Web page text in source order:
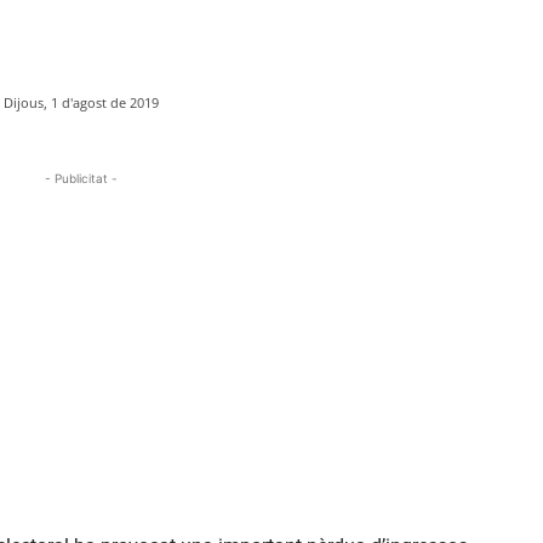
Dijous, 1 d'agost de 2019
- Publicitat -